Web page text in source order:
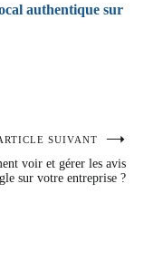
authentique sur
SUIVANT
voir et gérer les avis
sur votre entreprise ?